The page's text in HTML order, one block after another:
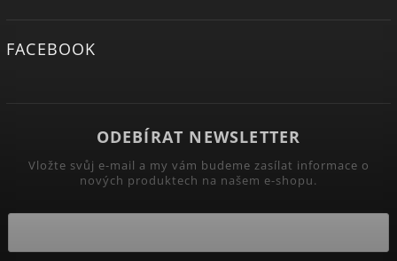
FACEBOOK
ODEBÍRAT NEWSLETTER
Vložte svůj e-mail a my vám budeme zasílat informace o
nových produktech na našem e-shopu.